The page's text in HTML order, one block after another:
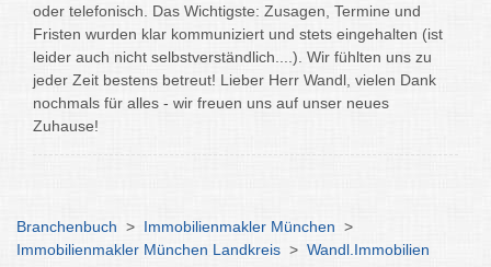
oder telefonisch. Das Wichtigste: Zusagen, Termine und
Fristen wurden klar kommuniziert und stets eingehalten (ist
leider auch nicht selbstverständlich....). Wir fühlten uns zu
jeder Zeit bestens betreut! Lieber Herr Wandl, vielen Dank
nochmals für alles - wir freuen uns auf unser neues
Zuhause!
Branchenbuch > Immobilienmakler München >
Immobilienmakler München Landkreis > Wandl.Immobilien